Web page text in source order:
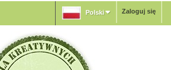
Zaloguj się
Polski